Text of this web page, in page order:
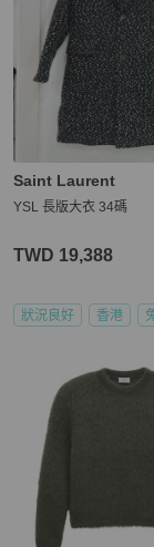
Saint Laurent
YSL 長版大衣 34碼
TWD 19,388
狀況良好 香港